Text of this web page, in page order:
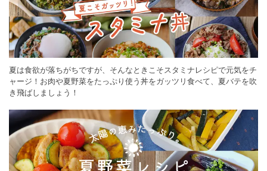
夏は食欲が落ちがちですが、そんなときこそスタミナレシピで元気をチ
ャージ！お肉や夏野菜をたっぷり使う丼をガッツリ食べて、夏バテを吹
き飛ばしましょう！